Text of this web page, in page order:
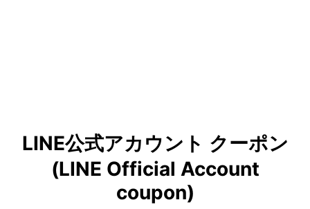
LINE公式アカウント クーポン
(LINE Official Account
coupon)